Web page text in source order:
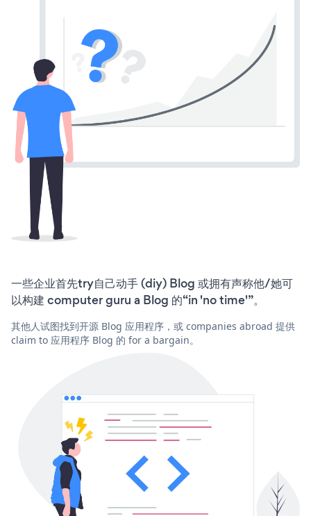
一些企业首先try自己动手 (diy) Blog 或拥有声称他/她可
以构建 computer guru a Blog 的“in 'no time'”。
其他人试图找到开源 Blog 应用程序，或 companies abroad 提供
claim to 应用程序 Blog 的 for a bargain。